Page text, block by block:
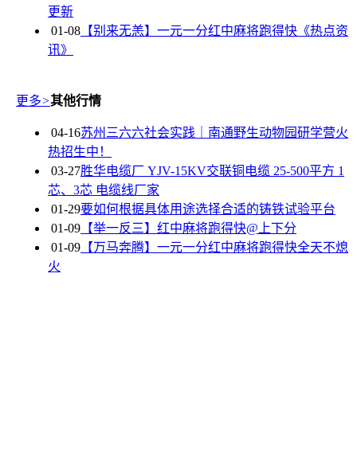
更新
01-08 【别来无恙】一元一分红中麻将跑得快《热点资
讯》
更多>其他行情
04-16苏州三六六社会实践｜南通野生动物园研学营火
热招生中！
03-27胜华电缆厂 YJV-15KV交联铜电缆 25-500平方 1
芯、3芯 电缆线厂家
01-29要如何根据具体用途选择合适的铸铁试验平台
01-09 【举一反三】红中麻将跑得快@上下分
01-09 【万马奔腾】一元一分红中麻将跑得快全天不熄
火